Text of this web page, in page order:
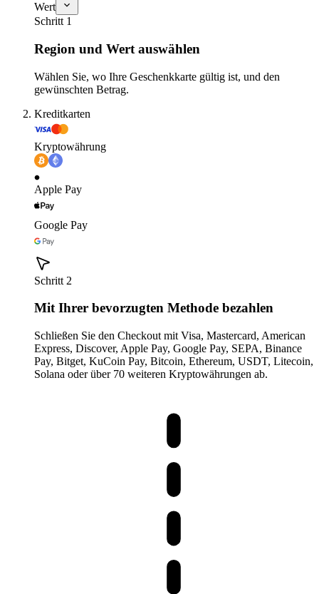
Wert
Schritt 1
Region und Wert auswählen
Wählen Sie, wo Ihre Geschenkkarte gültig ist, und den
gewünschten Betrag.
Kreditkarten
Kryptowährung
Apple Pay
Google Pay
Schritt 2
Mit Ihrer bevorzugten Methode bezahlen
Schließen Sie den Checkout mit Visa, Mastercard, American
Express, Discover, Apple Pay, Google Pay, SEPA, Binance
Pay, Bitget, KuCoin Pay, Bitcoin, Ethereum, USDT, Litecoin,
Solana oder über 70 weiteren Kryptowährungen ab.